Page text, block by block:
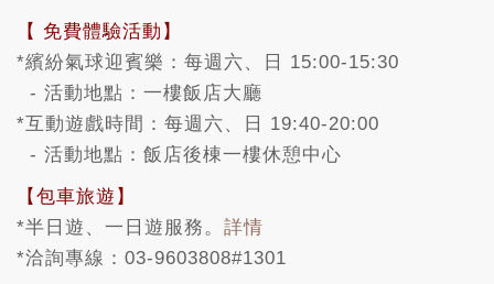
【 免費體驗活動】
*繽紛氣球迎賓樂：每週六、日 15:00-15:30
- 活動地點：一樓飯店大廳
*互動遊戲時間：每週六、日 19:40-20:00
- 活動地點：飯店後棟一樓休憩中心
【包車旅遊】
*半日遊、一日遊服務。 詳情
*洽詢專線：03-9603808#1301